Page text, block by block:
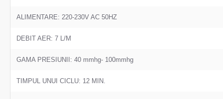
ALIMENTARE: 220-230V AC 50HZ
DEBIT AER: 7 L/M
GAMA PRESIUNII: 40 mmhg- 100mmhg
TIMPUL UNUI CICLU: 12 MIN.